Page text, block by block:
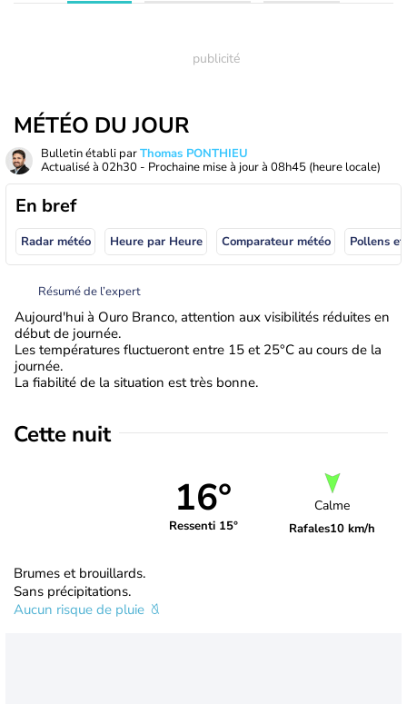
MÉTÉO DU JOUR
Bulletin établi parThomas PONTHIEU
Actualisé à 02h30 - Prochaine mise à jour à 08h45 (heure locale)
En bref
Radar météo Heure par Heure Comparateur météo Pollens
Résumé de l’expert
Aujourd'hui à Ouro Branco, attention aux visibilités réduites en
début de journée.
Les températures fluctueront entre 15 et 25°C au cours de la
journée.
La fiabilité de la situation est très bonne.
Cette nuit
16°
Ressenti 15°
Calme
Rafales10 km/h
Brumes et brouillards.
Sans précipitations.
Aucun risque de pluie